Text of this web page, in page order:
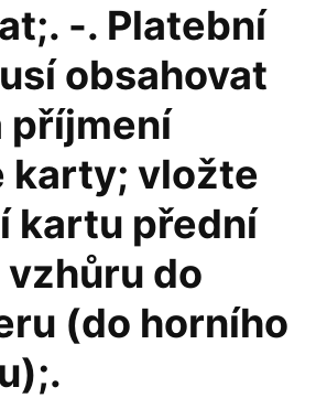
-. Platební
obsahovat
příjmení
karty; vložte
kartu přední
do
(do horního